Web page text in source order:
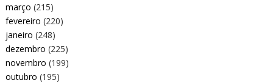
março (215)
fevereiro (220)
janeiro (248)
dezembro (225)
novembro (199)
outubro (195)